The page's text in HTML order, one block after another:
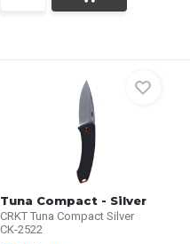
Tuna Compact - Silver
CRKT Tuna Compact Silver
CK-2522